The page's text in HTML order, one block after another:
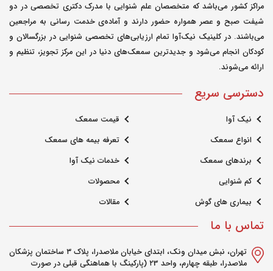
مراکز کشور می‌باشد که متخصصان علم شنوایی با مدرک دکتری تخصصی در دو
شیفت صبح و عصر همواره حضور دارند و آماده‌ی خدمت رسانی به مراجعین
می‌باشند. در کلینیک نیک‌آوا تمام ارزیابی‌های تخصصی شنوایی در بزرگسالان و
کودکان انجام می‌شود و جدیدترین سمعک‌های دنیا در این مرکز تجویز، تنظیم و
ارائه می‌شوند.
دسترسی سریع
نیک آوا
انواع سمعک
برندهای سمعک
کم شنوایی
بیماری های گوش
قیمت سمعک
تعرفه بیمه های سمعک
خدمات نیک آوا
محصولات
مقالات
تماس با ما
تهران، نبش میدان ونک، ابتدای خیابان ملاصدرا، پلاک ۳ ساختمان پزشکان
ملاصدرا، طبقه چهارم، واحد ۲3 (پارکینگ با هماهنگی قبلی در صورت